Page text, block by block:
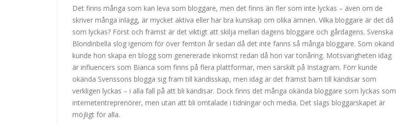
Det finns många som kan leva som bloggare, men det finns än fler som inte lyckas – även om de
skriver många inlägg, är mycket aktiva eller har bra kunskap om olika ämnen. Vilka bloggare är det då
som lyckas? Först och främst är det viktigt att skilja mellan dagens bloggare och gårdagens. Svenska
Blondinbella slog igenom för över femton år sedan då det inte fanns så många bloggare. Som okänd
kunde hon skapa en blogg som genererade inkomst redan då hon var tonåring. Motsvarigheten idag
är influencers som Bianca som finns på flera plattformar, men särskilt på Instagram. Förr kunde
okända Svenssons blogga sig fram till kändisskap, men idag är det främst barn till kändisar som
verkligen lyckas – i alla fall på att bli kändisar. Dock finns det många okända bloggare som lyckas som
internetentreprenörer, men utan att bli omtalade i tidningar och media. Det slags bloggarskapet är
möjligt för alla.